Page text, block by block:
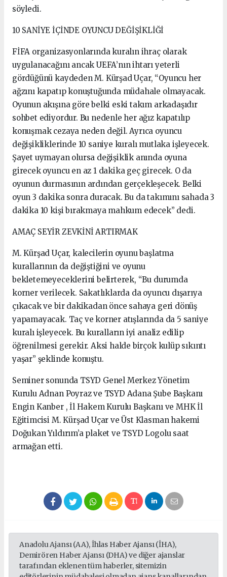
söyledi.
10 SANİYE İÇİNDE OYUNCU DEĞİŞİKLİĞİ
FİFA organizasyonlarında kuralın ihraç olarak
uygulanacağını ancak UEFA’nın ihtarı yeterli
gördüğünü kaydeden M. Kürşad Uçar, “Oyuncu her
ağzını kapatıp konuştuğunda müdahale olmayacak.
Oyunun akışına göre belki eski takım arkadaşıdır
sohbet ediyordur. Bu nedenle her ağız kapatılıp
konuşmak cezaya neden değil. Ayrıca oyuncu
değişikliklerinde 10 saniye kuralı mutlaka işleyecek.
Şayet uymayan olursa değişiklik anında oyuna
girecek oyuncu en az 1 dakika geç girecek. O da
oyunun durmasının ardından gerçekleşecek. Belki
oyun 3 dakika sonra duracak. Bu da takımını sahada 3
dakika 10 kişi bırakmaya mahkum edecek” dedi.
AMAÇ SEYİR ZEVKİNİ ARTIRMAK
M. Kürşad Uçar, kalecilerin oyunu başlatma
kurallarının da değiştiğini ve oyunu
bekletemeyeceklerini belirterek, “Bu durumda
korner verilecek. Sakatlıklarda da oyuncu dışarıya
çıkacak ve bir dakikadan önce sahaya geri dönüş
yapamayacak. Taç ve korner atışlarında da 5 saniye
kuralı işleyecek. Bu kuralların iyi analiz edilip
öğrenilmesi gerekir. Aksi halde birçok kulüp sıkıntı
yaşar” şeklinde konuştu.
Seminer sonunda TSYD Genel Merkez Yönetim
Kurulu Adnan Poyraz ve TSYD Adana Şube Başkanı
Engin Kanber , İl Hakem Kurulu Başkanı ve MHK İl
Eğitimcisi M. Kürşad Uçar ve Üst Klasman hakemi
Doğukan Yıldırım’a plaket ve TSYD Logolu saat
armağan etti.
Anadolu Ajansı (AA), İhlas Haber Ajansı (İHA),
Demirören Haber Ajansı (DHA) ve diğer ajanslar
tarafından eklenen tüm haberler, sitemizin